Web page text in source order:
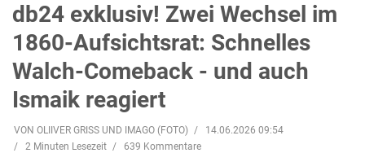
db24 exklusiv! Zwei Wechsel im
1860-Aufsichtsrat: Schnelles
Walch-Comeback - und auch
Ismaik reagiert
VON OLIIVER GRISS UND IMAGO (FOTO)
14.06.2026 09:54
2 Minuten Lesezeit
639 Kommentare